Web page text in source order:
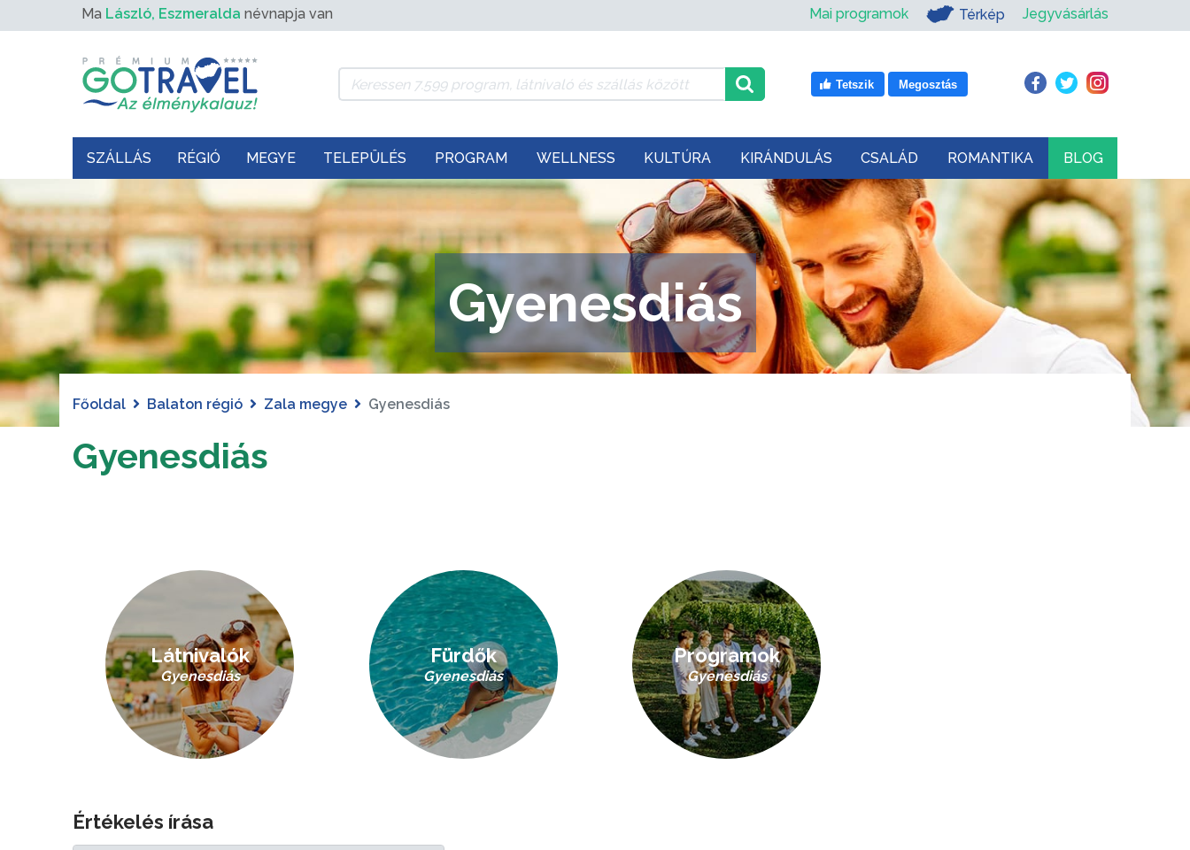
Ma László, Eszmeralda névnapja van Mai programok Térkép Jegyvásárlás
Tetszik Megosztás
SZÁLLÁS RÉGIÓ MEGYE TELEPÜLÉS PROGRAM WELLNESS KULTÚRA KIRÁNDULÁS CSALÁD ROMANTIKA BLOG
Gyenesdiás
Főoldal Balaton régió Zala megye Gyenesdiás
Gyenesdiás
Látnivalók
Gyenesdiás
Fürdők
Gyenesdiás
Programok
Gyenesdiás
Értékelés írása